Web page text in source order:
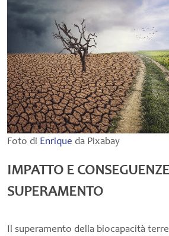
Foto di Enrique da Pixabay
IMPATTO E
SUPERAMENTO
Il superamento della biocapacità